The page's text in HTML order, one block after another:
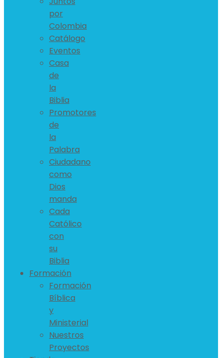
por
Colombia
Catálogo
Eventos
Casa
de
la
Biblia
Promotores
de
la
Palabra
Ciudadano
como
Dios
manda
Cada
Católico
con
su
Biblia
Formación
Formación
Bíblica
y
Ministerial
Nuestros
Proyectos